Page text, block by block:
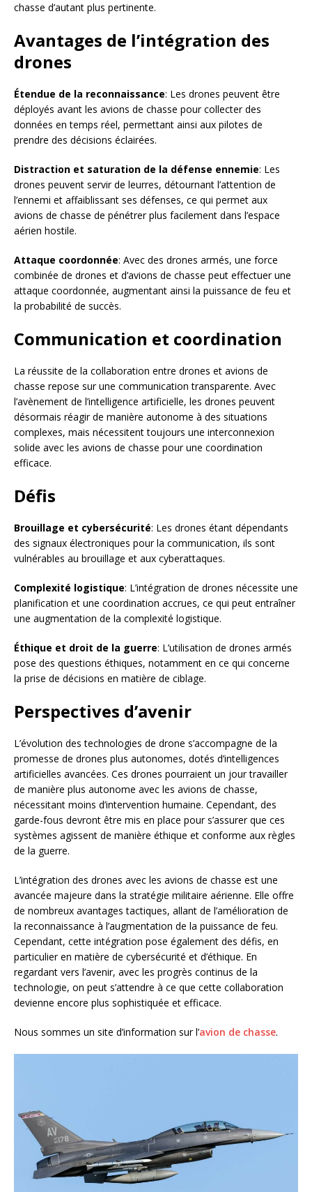
chasse d’autant plus pertinente.
Avantages de l’intégration des
drones
Étendue de la reconnaissance: Les drones peuvent être
déployés avant les avions de chasse pour collecter des
données en temps réel, permettant ainsi aux pilotes de
prendre des décisions éclairées.
Distraction et saturation de la défense ennemie: Les
drones peuvent servir de leurres, détournant l’attention de
l’ennemi et affaiblissant ses défenses, ce qui permet aux
avions de chasse de pénétrer plus facilement dans l’espace
aérien hostile.
Attaque coordonnée: Avec des drones armés, une force
combinée de drones et d’avions de chasse peut effectuer une
attaque coordonnée, augmentant ainsi la puissance de feu et
la probabilité de succès.
Communication et coordination
La réussite de la collaboration entre drones et avions de
chasse repose sur une communication transparente. Avec
l’avènement de l’intelligence artificielle, les drones peuvent
désormais réagir de manière autonome à des situations
complexes, mais nécessitent toujours une interconnexion
solide avec les avions de chasse pour une coordination
efficace.
Défis
Brouillage et cybersécurité: Les drones étant dépendants
des signaux électroniques pour la communication, ils sont
vulnérables au brouillage et aux cyberattaques.
Complexité logistique: L’intégration de drones nécessite une
planification et une coordination accrues, ce qui peut entraîner
une augmentation de la complexité logistique.
Éthique et droit de la guerre: L’utilisation de drones armés
pose des questions éthiques, notamment en ce qui concerne
la prise de décisions en matière de ciblage.
Perspectives d’avenir
L’évolution des technologies de drone s’accompagne de la
promesse de drones plus autonomes, dotés d’intelligences
artificielles avancées. Ces drones pourraient un jour travailler
de manière plus autonome avec les avions de chasse,
nécessitant moins d’intervention humaine. Cependant, des
garde-fous devront être mis en place pour s’assurer que ces
systèmes agissent de manière éthique et conforme aux règles
de la guerre.
L’intégration des drones avec les avions de chasse est une
avancée majeure dans la stratégie militaire aérienne. Elle offre
de nombreux avantages tactiques, allant de l’amélioration de
la reconnaissance à l’augmentation de la puissance de feu.
Cependant, cette intégration pose également des défis, en
particulier en matière de cybersécurité et d’éthique. En
regardant vers l’avenir, avec les progrès continus de la
technologie, on peut s’attendre à ce que cette collaboration
devienne encore plus sophistiquée et efficace.
Nous sommes un site d’information sur l’avion de chasse.